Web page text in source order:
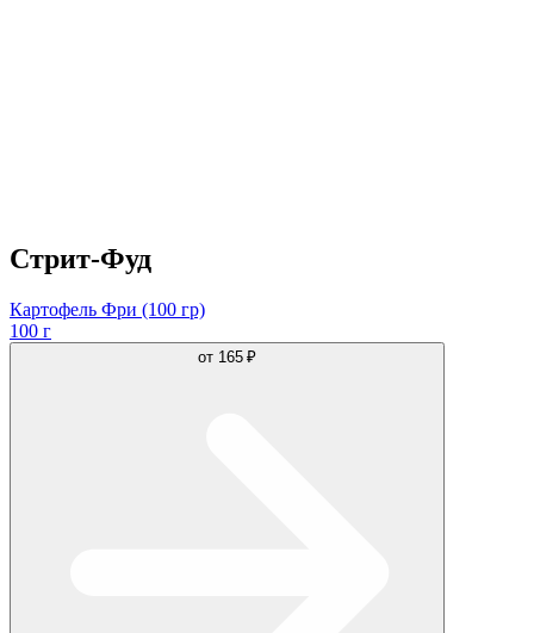
Стрит-Фуд
Картофель Фри (100 гр)
100 г
от 165 ₽